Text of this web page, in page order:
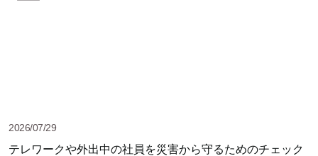
2026/07/29
テレワークや外出中の社員を災害から守るためのチェック